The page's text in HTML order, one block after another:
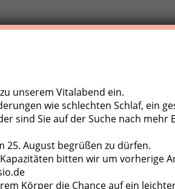
(MTT) ist eine aktive
diverse Kleingeräte und der
unserem Vitalabend ein.
wie schlechten Schlaf, ein
sind Sie auf der Suche nach
25. August begrüßen zu dürfen.
bitten wir um vorherige
Körper die Chance auf ein